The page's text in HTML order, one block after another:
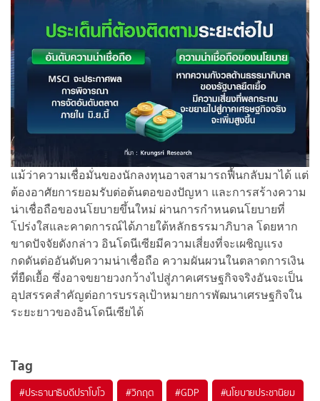
แม้ว่าความเชื่อมั่นของนักลงทุนอาจสามารถฟื้นกลับมาได้ แต่
ต้องอาศัยการยอมรับต่อต้นตอของปัญหา และการสร้างความ
น่าเชื่อถือของนโยบายขึ้นใหม่ ผ่านการกำหนดนโยบายที่
โปร่งใสและคาดการณ์ได้ภายใต้หลักธรรมาภิบาล โดยหาก
ขาดปัจจัยดังกล่าว อินโดนีเซียมีความเสี่ยงที่จะเผชิญแรง
กดดันต่ออันดับความน่าเชื่อถือ ความผันผวนในตลาดการเงิน
ที่ยืดเยื้อ ซึ่งอาจขยายวงกว้างไปสู่ภาคเศรษฐกิจจริงอันจะเป็น
อุปสรรคสำคัญต่อการบรรลุเป้าหมายการพัฒนาเศรษฐกิจใน
ระยะยาวของอินโดนีเซียได้
Tag
#ประธานาธิบดีปราโบโว #วิกฤต #GDP #นโยบายประชานิยม